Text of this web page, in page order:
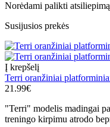
Norėdami palikti
Susijusios prekės
Į krepšelį
Terri oranžiniai
21.99€
"Terri" modelis madingai
treningo kirpimu atrodo